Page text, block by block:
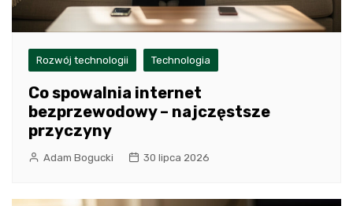
Rozwój technologii Technologia
Co spowalnia internet
bezprzewodowy – najczęstsze
przyczyny
Adam Bogucki 30 lipca 2026